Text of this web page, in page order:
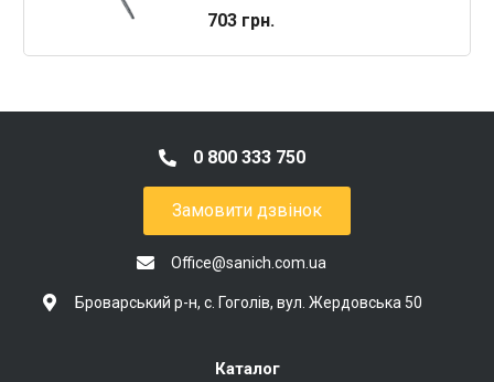
703 грн.
0 800 333 750
Замовити дзвінок
Office@sanich.com.ua
Броварський р-н, с. Гоголів, вул. Жердовська 50
Каталог